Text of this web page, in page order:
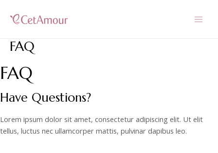
FAQ
FAQ
Have Questions?
Lorem ipsum dolor sit amet, consectetur adipiscing elit. Ut elit
tellus, luctus nec ullamcorper mattis, pulvinar dapibus leo.